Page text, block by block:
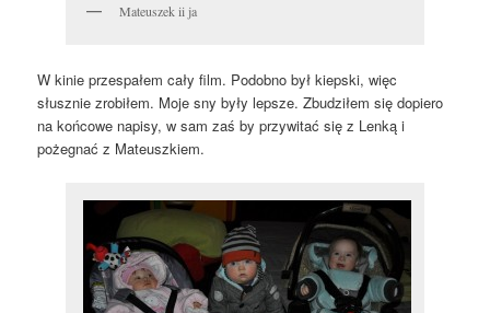
Mateuszek ii ja
W kinie przespałem cały film. Podobno był kiepski, więc
słusznie zrobiłem. Moje sny były lepsze. Zbudziłem się dopiero
na końcowe napisy, w sam zaś by przywitać się z Lenką i
pożegnać z Mateuszkiem.